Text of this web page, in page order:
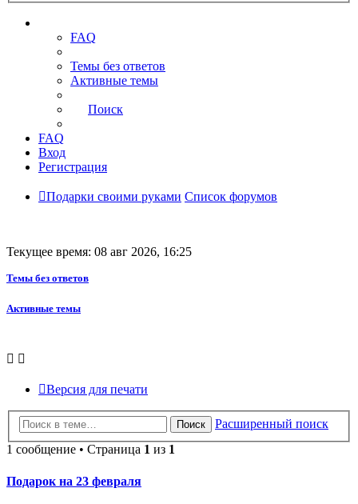
FAQ
Темы без ответов
Активные темы
Поиск
FAQ
Вход
Регистрация
Подарки своими руками Список форумов
Текущее время: 08 авг 2026, 16:25
Темы без ответов
Активные темы
Версия для печати
Поиск
Расширенный поиск
1 сообщение • Страница 1 из 1
Подарок на 23 февраля